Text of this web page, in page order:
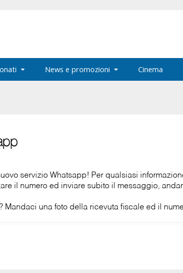
News e promozioni Cinema
servizio Whatsapp! Per qualsiasi
il numero ed inviare subito il messaggio,
Mandaci una foto della ricevuta fiscale ed il